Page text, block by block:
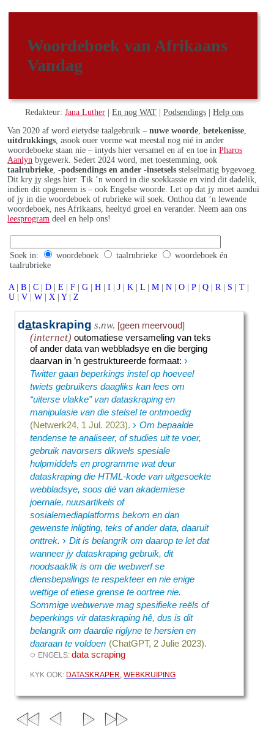
Woordeboek van Afrikaans
Vandag
Redakteur:Jana Luther |En nog WAT |Podsendings |Help ons
Van 2020 af word eietydse taalgebruik –nuwe woorde ,betekenisse
uitdrukkings , asook ouer vorme wat meestal nog nié in ander
woordeboeke staan nie – intyds hier versamel en af en toe inPharos
Aanlyn bygewerk. Sedert 2024 word, met toestemming, ook
taalrubrieke ,-podsendings en ander -insetsels stelselmatig bygevoeg.
Dit kry jy slegs hier. Tik ’n woord in die soekkassie en vind dit dadelik,
indien dit opgeneem is – ook Engelse woorde. Let op dat jy moet aandui
of jy in die woordeboek of rubrieke wil soek. Onthou dat ’n lewende
woordeboek, nes Afrikaans, heeltyd groei en verander. Neem aan ons
leesprogram deel en help ons!
Soek in: woordeboek taalrubrieke
woordeboek én
taalrubrieke
A | B | C | D | E | F | G | H | I | J | K | L | M | N | O | P | Q | R | S | T |
U | V | W | X | Y | Z
dataskraping s.nw. [geen meervoud]
(internet) outomatiese versameling van teks
of ander data van webbladsye en die berging
daarvan in ’n gestruktureerde formaat:›
Twitter gaan beperkings instel op hoeveel
twiets gebruikers daagliks kan lees om
“uiterse vlakke” van dataskraping en
manipulasie van die stelsel te ontmoedig
(Netwerk24, 1 Jul. 2023). › Om bepaalde
tendense te analiseer, of studies uit te voer,
gebruik navorsers dikwels spesiale
hulpmiddels en programme wat deur
dataskraping die HTML-kode van uitgesoekte
webbladsye, soos dié van akademiese
joernale, nuusartikels of
sosialemediaplatforms bekom en dan
gewenste inligting, teks of ander data, daaruit
onttrek. › Dit is belangrik om daarop te let dat
wanneer jy dataskraping gebruik, dit
noodsaaklik is om die webwerf se
diensbepalings te respekteer en nie enige
wettige of etiese grense te oortree nie.
Sommige webwerwe mag spesifieke reëls of
beperkings vir dataskraping hê, dus is dit
belangrik om daardie riglyne te hersien en
daaraan te voldoen (ChatGPT, 2 Julie 2023).
◌ ENGELS:data scraping
KYK OOK: DATASKRAPER ,WEBKRUIPING